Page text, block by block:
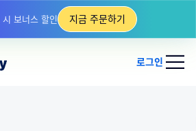
IP 구매 할인 지금 주문하기
로그인